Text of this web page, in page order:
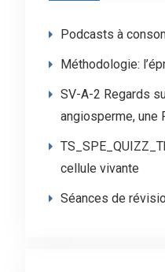
Podcasts à
Méthodologie:
SV-A-2 Regards
angiosperme, une
cellule vivante
Séances de